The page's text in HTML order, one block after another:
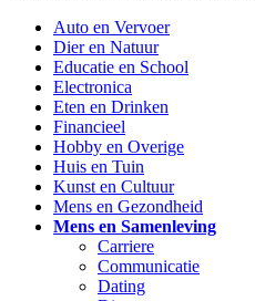
Auto en Vervoer
Dier en Natuur
Educatie en School
Electronica
Eten en Drinken
Financieel
Hobby en Overige
Huis en Tuin
Kunst en Cultuur
Mens en Gezondheid
Mens en Samenleving
Carriere
Communicatie
Dating